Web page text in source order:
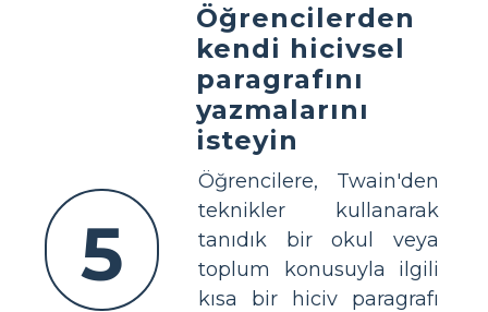
5
Öğrencilerden
kendi hicivsel
paragrafını
yazmalarını
isteyin
Öğrencilere, Twain'den
teknikler kullanarak
tanıdık bir okul veya
toplum konusuyla ilgili
kısa bir hiciv paragrafı